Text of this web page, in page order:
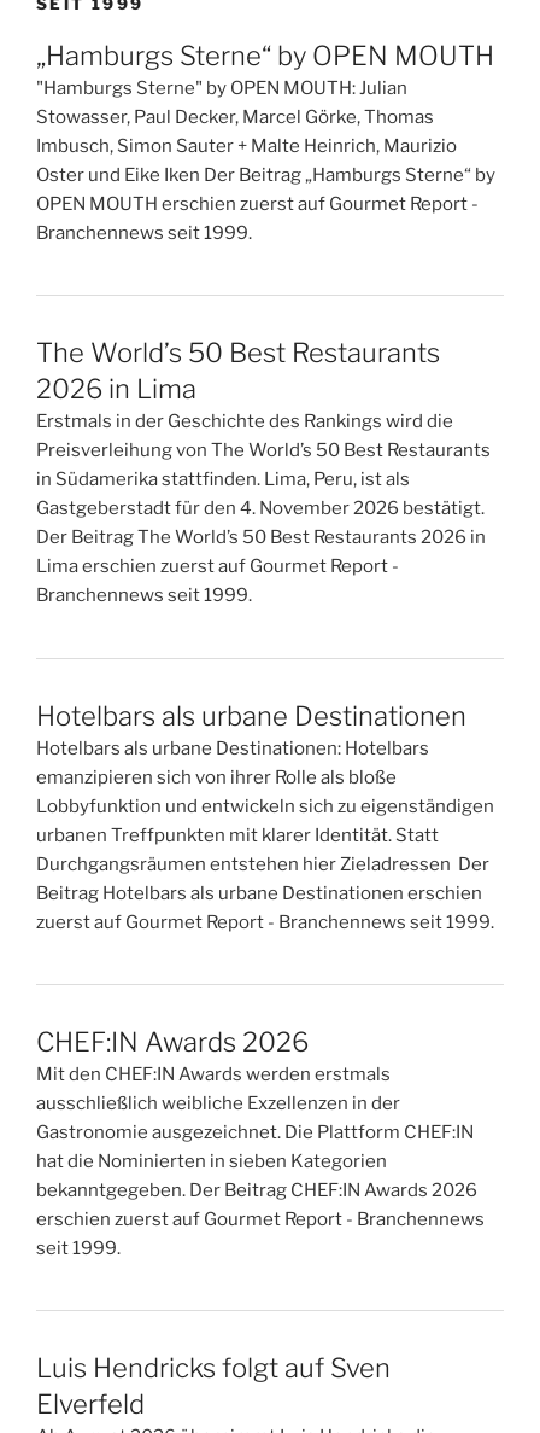
„Hamburgs Sterne“ by OPEN MOUTH
"Hamburgs Sterne" by OPEN MOUTH: Julian
Stowasser, Paul Decker, Marcel Görke, Thomas
Imbusch, Simon Sauter + Malte Heinrich, Maurizio
Oster und Eike Iken Der Beitrag „Hamburgs Sterne“ by
OPEN MOUTH erschien zuerst auf Gourmet Report -
Branchennews seit 1999.
The World’s 50 Best Restaurants
2026 in Lima
Erstmals in der Geschichte des Rankings wird die
Preisverleihung von The World’s 50 Best Restaurants
in Südamerika stattfinden. Lima, Peru, ist als
Gastgeberstadt für den 4. November 2026 bestätigt.
Der Beitrag The World’s 50 Best Restaurants 2026 in
Lima erschien zuerst auf Gourmet Report -
Branchennews seit 1999.
Hotelbars als urbane Destinationen
Hotelbars als urbane Destinationen: Hotelbars
emanzipieren sich von ihrer Rolle als bloße
Lobbyfunktion und entwickeln sich zu eigenständigen
urbanen Treffpunkten mit klarer Identität. Statt
Durchgangsräumen entstehen hier Zieladressen Der
Beitrag Hotelbars als urbane Destinationen erschien
zuerst auf Gourmet Report - Branchennews seit 1999.
CHEF:IN Awards 2026
Mit den CHEF:IN Awards werden erstmals
ausschließlich weibliche Exzellenzen in der
Gastronomie ausgezeichnet. Die Plattform CHEF:IN
hat die Nominierten in sieben Kategorien
bekanntgegeben. Der Beitrag CHEF:IN Awards 2026
erschien zuerst auf Gourmet Report - Branchennews
seit 1999.
Luis Hendricks folgt auf Sven
Elverfeld